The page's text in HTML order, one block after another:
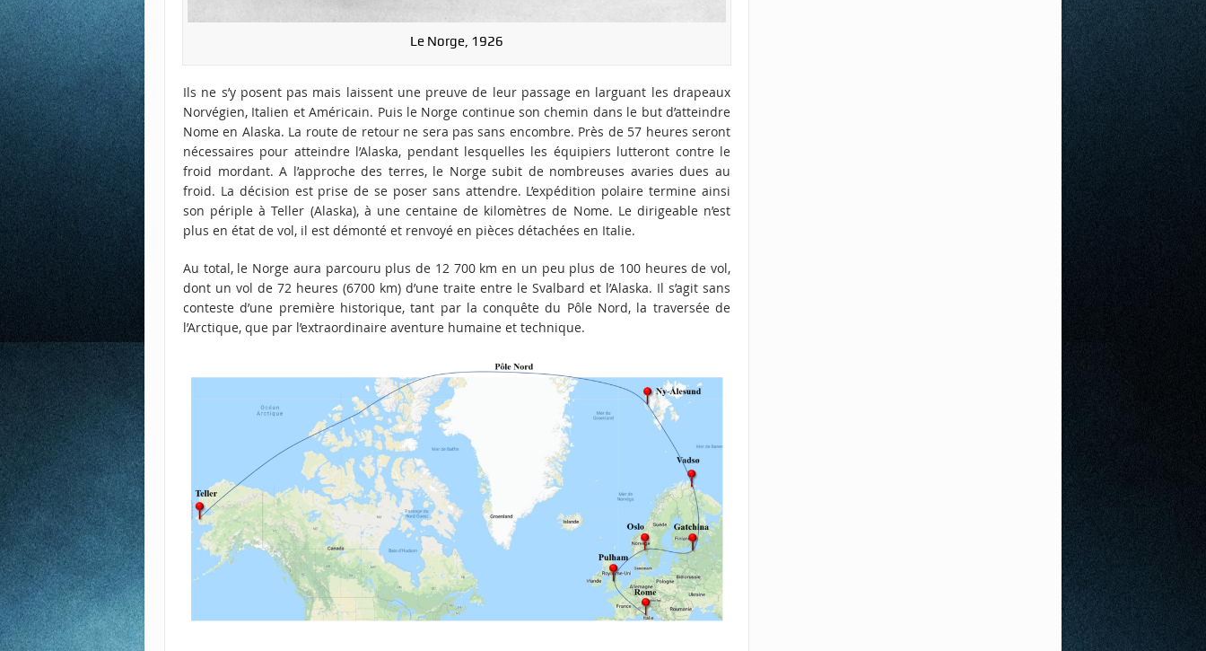
Le Norge, 1926
Ils ne s’y posent pas mais laissent une preuve de leur passage en larguant les drapeaux
Norvégien, Italien et Américain. Puis le Norge continue son chemin dans le but d’atteindre
Nome en Alaska. La route de retour ne sera pas sans encombre. Près de 57 heures seront
nécessaires pour atteindre l’Alaska, pendant lesquelles les équipiers lutteront contre le
froid mordant. A l’approche des terres, le Norge subit de nombreuses avaries dues au
froid. La décision est prise de se poser sans attendre. L’expédition polaire termine ainsi
son périple à Teller (Alaska), à une centaine de kilomètres de Nome. Le dirigeable n’est
plus en état de vol, il est démonté et renvoyé en pièces détachées en Italie.
Au total, le Norge aura parcouru plus de 12 700 km en un peu plus de 100 heures de vol,
dont un vol de 72 heures (6700 km) d’une traite entre le Svalbard et l’Alaska. Il s’agit sans
conteste d’une première historique, tant par la conquête du Pôle Nord, la traversée de
l’Arctique, que par l’extraordinaire aventure humaine et technique.